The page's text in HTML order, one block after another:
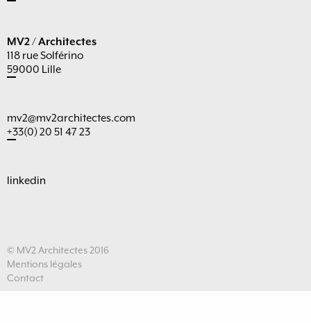
MV2 / Architectes
118 rue Solférino
59000 Lille
mv2@mv2architectes.com
+33(0) 20 51 47 23
linkedin
© MV2 Architectes 2016
Mentions légales
Contact